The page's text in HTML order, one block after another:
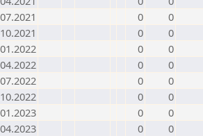
0
0
0
0
0
0
0
0
0
0
0
0
0
0
0
0